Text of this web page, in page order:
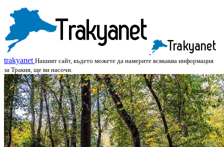
trakyanet Нашият сайт, където можете да намерите всякаква информация
за Тракия, ще ви насочи.